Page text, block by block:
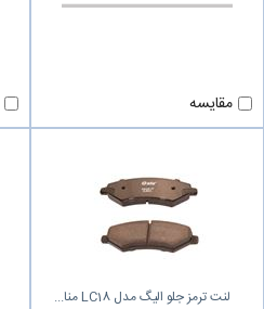
مقایسه
لنت ترمز جلو الیگ مدل LC18 منا